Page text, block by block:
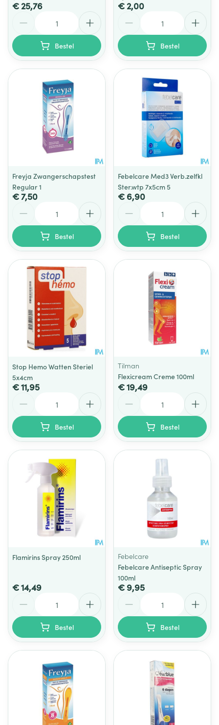
€ 25,76
Bestel
€ 2,00
Bestel
Freyja Zwangerschapstest
Regular 1
€ 7,50
Bestel
Febelcare Med3 Verb.zelfkl
Ster.wtp 7x5cm 5
€ 6,90
Bestel
Stop Hemo Watten Steriel
5x4cm
€ 11,95
Bestel
Tilman
Flexicream Creme 100ml
€ 19,49
Bestel
Flamirins Spray 250ml
€ 14,49
Bestel
Febelcare
Febelcare Antiseptic Spray
100ml
€ 9,95
Bestel